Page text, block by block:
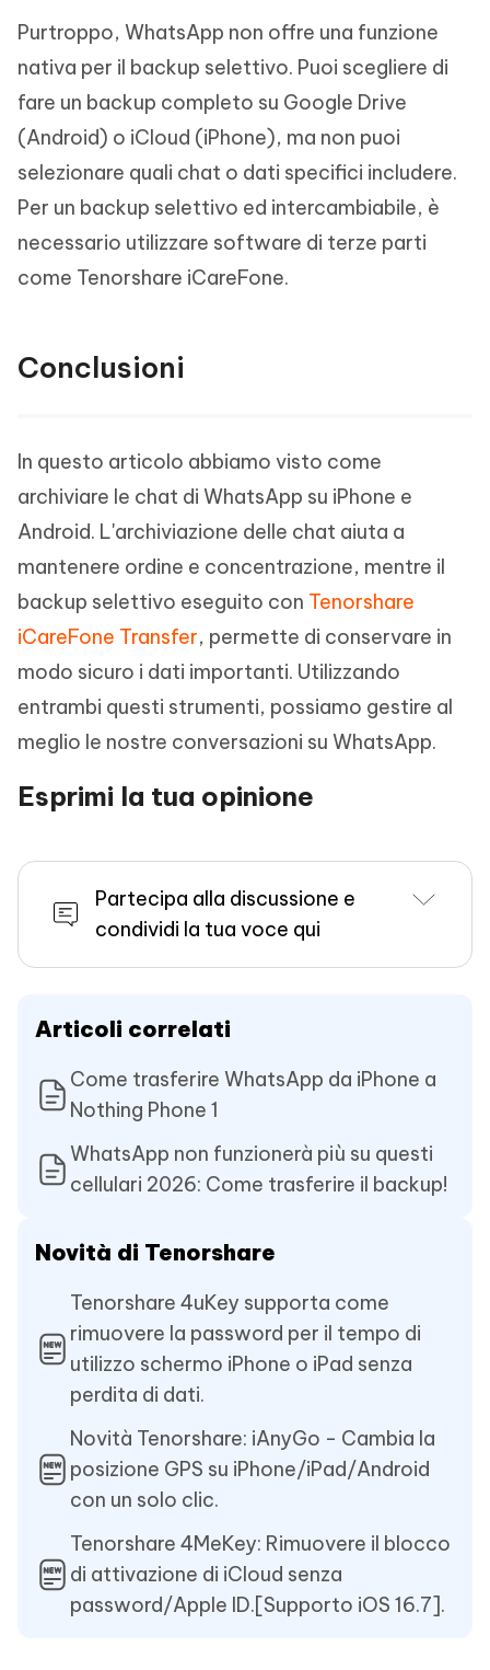
Purtroppo, WhatsApp non offre una funzione
nativa per il backup selettivo. Puoi scegliere di
fare un backup completo su Google Drive
(Android) o iCloud (iPhone), ma non puoi
selezionare quali chat o dati specifici includere.
Per un backup selettivo ed intercambiabile, è
necessario utilizzare software di terze parti
come Tenorshare iCareFone.
Conclusioni
In questo articolo abbiamo visto come
archiviare le chat di WhatsApp su iPhone e
Android. L'archiviazione delle chat aiuta a
mantenere ordine e concentrazione, mentre il
backup selettivo eseguito con Tenorshare
iCareFone Transfer, permette di conservare in
modo sicuro i dati importanti. Utilizzando
entrambi questi strumenti, possiamo gestire al
meglio le nostre conversazioni su WhatsApp.
Esprimi la tua opinione
Partecipa alla discussione e
condividi la tua voce qui
Articoli correlati
Come trasferire WhatsApp da iPhone a
Nothing Phone 1
WhatsApp non funzionerà più su questi
cellulari 2026: Come trasferire il backup!
Novità di Tenorshare
Tenorshare 4uKey supporta come
rimuovere la password per il tempo di
utilizzo schermo iPhone o iPad senza
perdita di dati.
Novità Tenorshare: iAnyGo - Cambia la
posizione GPS su iPhone/iPad/Android
con un solo clic.
Tenorshare 4MeKey: Rimuovere il blocco
di attivazione di iCloud senza
password/Apple ID.[Supporto iOS 16.7].